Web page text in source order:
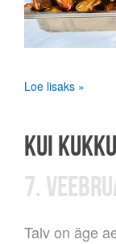
Loe lisaks »
KUI
7.
Talv on äge